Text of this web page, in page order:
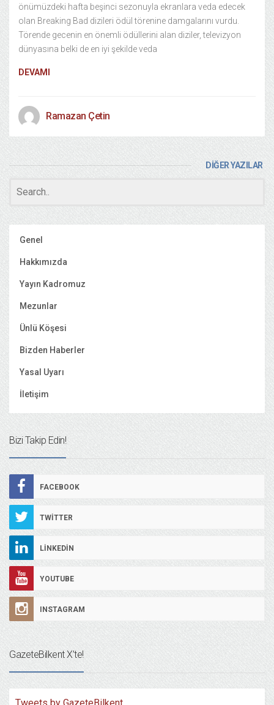
önümüzdeki hafta beşinci sezonuyla ekranlara veda edecek
olan Breaking Bad dizileri ödül törenine damgalarını vurdu.
Törende gecenin en önemli ödüllerini alan diziler, televizyon
dünyasına belki de en iyi şekilde veda
DEVAMI
Ramazan Çetin
DİĞER YAZILAR
Genel
Hakkımızda
Yayın Kadromuz
Mezunlar
Ünlü Köşesi
Bizden Haberler
Yasal Uyarı
İletişim
Bizi Takip Edin!
FACEBOOK
TWITTER
LINKEDIN
YOUTUBE
INSTAGRAM
GazeteBilkent X’te!
Tweets by GazeteBilkent